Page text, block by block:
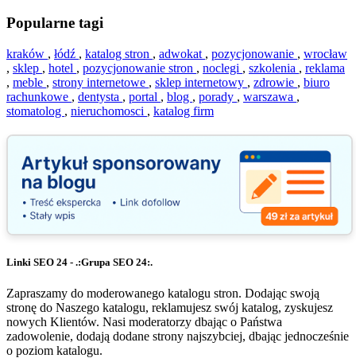
Popularne tagi
kraków , łódź , katalog stron , adwokat , pozycjonowanie , wrocław
, sklep , hotel , pozycjonowanie stron , noclegi , szkolenia , reklama
, meble , strony internetowe , sklep internetowy , zdrowie , biuro
rachunkowe , dentysta , portal , blog , porady , warszawa ,
stomatolog , nieruchomosci , katalog firm
Linki SEO 24 - .:Grupa SEO 24:.
Zapraszamy do moderowanego katalogu stron. Dodając swoją
stronę do Naszego katalogu, reklamujesz swój katalog, zyskujesz
nowych Klientów. Nasi moderatorzy dbając o Państwa
zadowolenie, dodają dodane strony najszybciej, dbając jednocześnie
o poziom katalogu.